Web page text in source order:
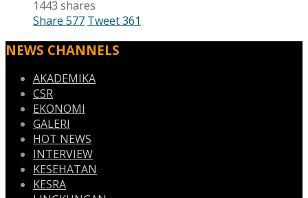
1443 shares
Share 577 Tweet361
NEWS CHANNELS
AKADEMIKA
CSR
EKONOMI
GALERI
HOT NEWS
INTERVIEW
KESEHATAN
KESRA